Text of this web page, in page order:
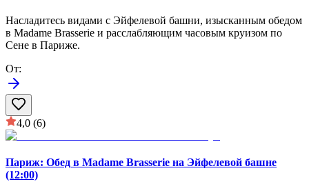
Насладитесь видами с Эйфелевой башни, изысканным обедом
в Madame Brasserie и расслабляющим часовым круизом по
Сене в Париже.
От:
4,0 (6)
Париж: Обед в Madame Brasserie на Эйфелевой башне
(12:00)